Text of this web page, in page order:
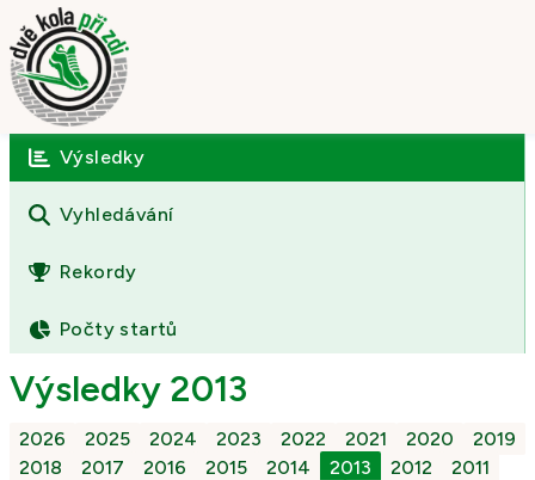
Úvod
O závodě
Výsledky
Fotogalerie
Kontakt
Výsledky
Vyhledávání
Rekordy
Počty startů
Výsledky 2013
2026 2025 2024 2023 2022 2021 2020
2019
2018
2017 2016 2015 2014 2013 2012
2011